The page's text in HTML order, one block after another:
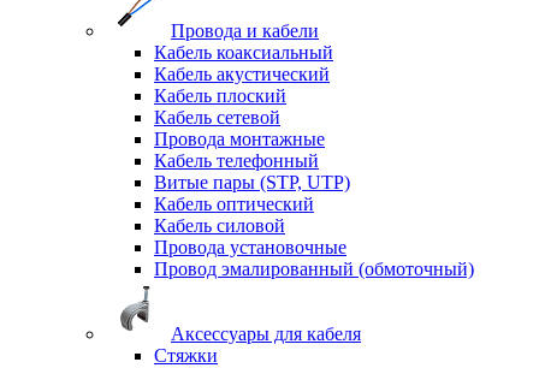
Провода и кабели
Кабель коаксиальный
Кабель акустический
Кабель плоский
Кабель сетевой
Провода монтажные
Кабель телефонный
Витые пары (STP, UTP)
Кабель оптический
Кабель силовой
Провода установочные
Провод эмалированный (обмоточный)
Аксессуары для кабеля
Стяжки